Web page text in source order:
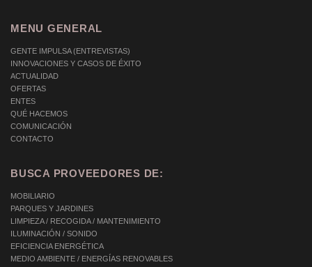
MENU GENERAL
GENTE IMPULSA (ENTREVISTAS)
INNOVACIONES Y CASOS DE ÉXITO
ACTUALIDAD
OFERTAS
ENTES
QUÉ HACEMOS
COMUNICACIÓN
CONTACTO
BUSCA PROVEEDORES DE:
MOBILIARIO
PARQUES Y JARDINES
LIMPIEZA / RECOGIDA / MANTENIMIENTO
ILUMINACIÓN / SONIDO
EFICIENCIA ENERGÉTICA
MEDIO AMBIENTE / ENERGÍAS RENOVABLES